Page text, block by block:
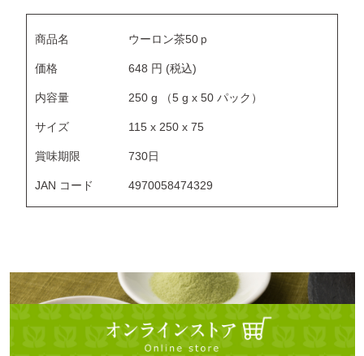
商品名 ウーロン茶50ｐ
価格 648 円 (税込)
内容量 250 g （5 g x 50 パック）
サイズ 115 x 250 x 75
賞味期限 730日
JAN コード 4970058474329